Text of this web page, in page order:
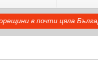
в почти цяла